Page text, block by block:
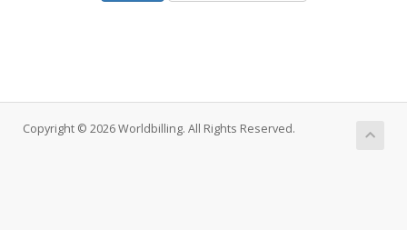
Copyright © 2026 Worldbilling. All Rights Reserved.